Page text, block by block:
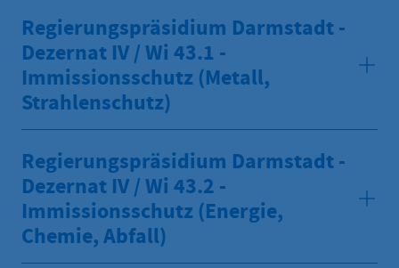
Regierungspräsidium Darmstadt -
Dezernat IV / Wi 43.1 -
Immissionsschutz (Metall,
Strahlenschutz)
Regierungspräsidium Darmstadt -
Dezernat IV / Wi 43.2 -
Immissionsschutz (Energie,
Chemie, Abfall)